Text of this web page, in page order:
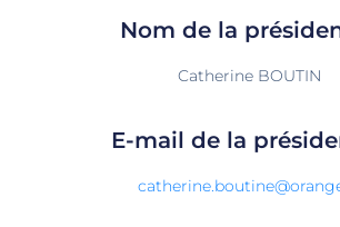
Nom de la
Catherine BOUTIN
E-mail de la